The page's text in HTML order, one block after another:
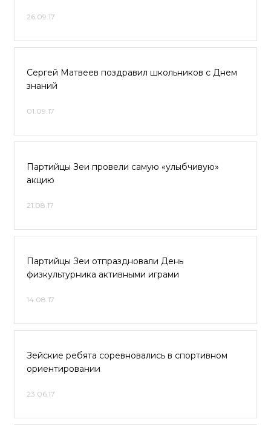
26.09.17
Сергей Матвеев поздравил школьников с Днем
знаний
01.09.17
Партийцы Зеи провели самую «улыбчивую»
акцию
21.08.17
Партийцы Зеи отпраздновали День
физкультурника активными играми
14.08.17
Зейские ребята соревновались в спортивном
ориентировании
23.06.17